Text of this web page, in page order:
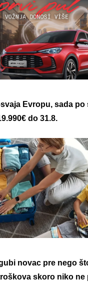
Evropu, sada
do 31.8.
novac pre nego
skoro niko ne